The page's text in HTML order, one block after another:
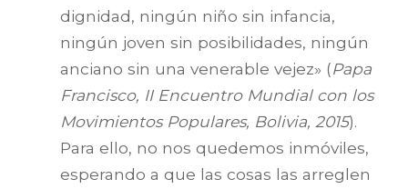
dignidad, ningún niño sin infancia,
ningún joven sin posibilidades, ningún
anciano sin una venerable vejez» (Papa
Francisco, II Encuentro Mundial con los
Movimientos Populares, Bolivia, 2015).
Para ello, no nos quedemos inmóviles,
esperando a que las cosas las arreglen